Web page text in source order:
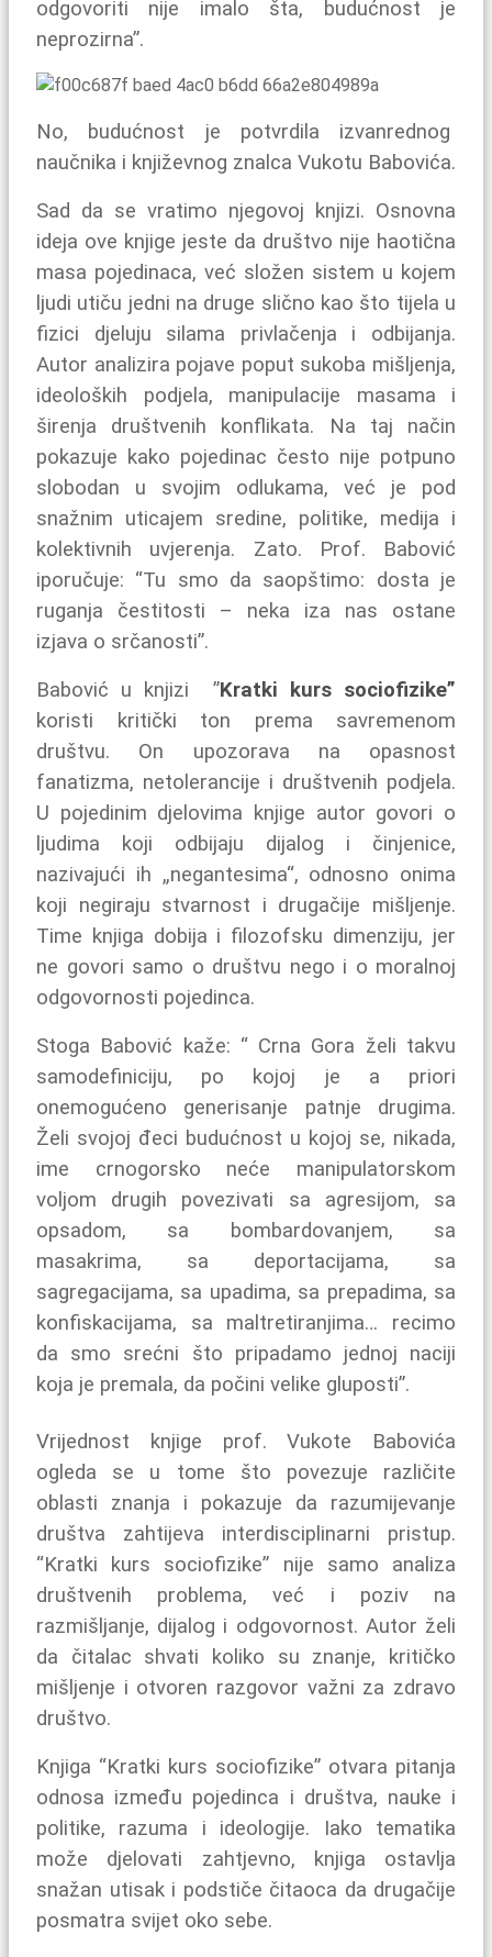
odgovoriti nije imalo šta, budućnost je
neprozirna”.
No, budućnost je potvrdila izvanrednog
naučnika i književnog znalca Vukotu Babovića.
Sad da se vratimo njegovoj knjizi. Osnovna
ideja ove knjige jeste da društvo nije haotična
masa pojedinaca, već složen sistem u kojem
ljudi utiču jedni na druge slično kao što tijela u
fizici djeluju silama privlačenja i odbijanja.
Autor analizira pojave poput sukoba mišljenja,
ideoloških podjela, manipulacije masama i
širenja društvenih konflikata. Na taj način
pokazuje kako pojedinac često nije potpuno
slobodan u svojim odlukama, već je pod
snažnim uticajem sredine, politike, medija i
kolektivnih uvjerenja. Zato. Prof. Babović
iporučuje: “Tu smo da saopštimo: dosta je
ruganja čestitosti – neka iza nas ostane
izjava o srčanosti”.
Babović u knjizi ”Kratki kurs sociofizike”
koristi kritički ton prema savremenom
društvu. On upozorava na opasnost
fanatizma, netolerancije i društvenih podjela.
U pojedinim djelovima knjige autor govori o
ljudima koji odbijaju dijalog i činjenice,
nazivajući ih „negantesima“, odnosno onima
koji negiraju stvarnost i drugačije mišljenje.
Time knjiga dobija i filozofsku dimenziju, jer
ne govori samo o društvu nego i o moralnoj
odgovornosti pojedinca.
Stoga Babović kaže: “ Crna Gora želi takvu
samodefiniciju, po kojoj je a priori
onemogućeno generisanje patnje drugima.
Želi svojoj đeci budućnost u kojoj se, nikada,
ime crnogorsko neće manipulatorskom
voljom drugih povezivati sa agresijom, sa
opsadom, sa bombardovanjem, sa
masakrima, sa deportacijama, sa
sagregacijama, sa upadima, sa prepadima, sa
konfiskacijama, sa maltretiranjima… recimo
da smo srećni što pripadamo jednoj naciji
koja je premala, da počini velike gluposti”.
Vrijednost knjige prof. Vukote Babovića
ogleda se u tome što povezuje različite
oblasti znanja i pokazuje da razumijevanje
društva zahtijeva interdisciplinarni pristup.
“Kratki kurs sociofizike” nije samo analiza
društvenih problema, već i poziv na
razmišljanje, dijalog i odgovornost. Autor želi
da čitalac shvati koliko su znanje, kritičko
mišljenje i otvoren razgovor važni za zdravo
društvo.
Knjiga “Kratki kurs sociofizike” otvara pitanja
odnosa između pojedinca i društva, nauke i
politike, razuma i ideologije. Iako tematika
može djelovati zahtjevno, knjiga ostavlja
snažan utisak i podstiče čitaoca da drugačije
posmatra svijet oko sebe.